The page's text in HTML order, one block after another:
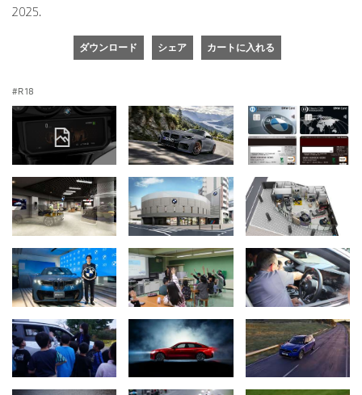
2025.
ダウンロード シェア カートに入れる
R 18